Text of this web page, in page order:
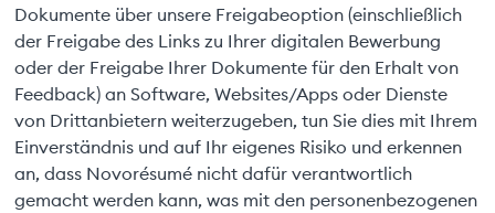
Dokumente über unsere Freigabeoption (einschließlich
der Freigabe des Links zu Ihrer digitalen Bewerbung
oder der Freigabe Ihrer Dokumente für den Erhalt von
Feedback) an Software, Websites/Apps oder Dienste
von Drittanbietern weiterzugeben, tun Sie dies mit Ihrem
Einverständnis und auf Ihr eigenes Risiko und erkennen
an, dass Novorésumé nicht dafür verantwortlich
gemacht werden kann, was mit den personenbezogenen